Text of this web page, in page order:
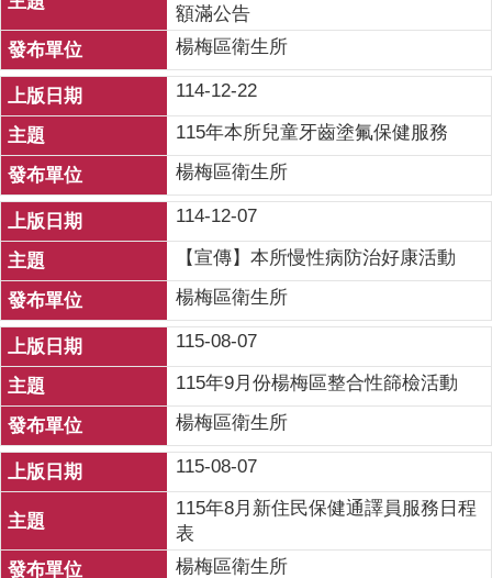
額滿公告
楊梅區衛生所
114-12-22
115年本所兒童牙齒塗氟保健服務
楊梅區衛生所
114-12-07
【宣傳】本所慢性病防治好康活動
楊梅區衛生所
115-08-07
115年9月份楊梅區整合性篩檢活動
楊梅區衛生所
115-08-07
115年8月新住民保健通譯員服務日程
表
楊梅區衛生所